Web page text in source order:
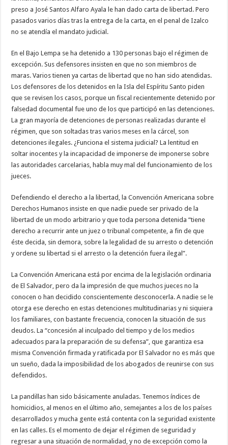
preso a José Santos Alfaro Ayala le han dado carta de libertad. Pero
pasados varios días tras la entrega de la carta, en el penal de Izalco
no se atendía el mandato judicial.
En el Bajo Lempa se ha detenido a 130 personas bajo el régimen de
excepción. Sus defensores insisten en que no son miembros de
maras. Varios tienen ya cartas de libertad que no han sido atendidas.
Los defensores de los detenidos en la Isla del Espíritu Santo piden
que se revisen los casos, porque un fiscal recientemente detenido por
falsedad documental fue uno de los que participó en las detenciones.
La gran mayoría de detenciones de personas realizadas durante el
régimen, que son soltadas tras varios meses en la cárcel, son
detenciones ilegales. ¿Funciona el sistema judicial? La lentitud en
soltar inocentes y la incapacidad de imponerse de imponerse sobre
las autoridades carcelarias, habla muy mal del funcionamiento de los
jueces.
Defendiendo el derecho a la libertad, la Convención Americana sobre
Derechos Humanos insiste en que nadie puede ser privado de la
libertad de un modo arbitrario y que toda persona detenida “tiene
derecho a recurrir ante un juez o tribunal competente, a fin de que
éste decida, sin demora, sobre la legalidad de su arresto o detención
y ordene su libertad si el arresto o la detención fuera ilegal”.
La Convención Americana está por encima de la legislación ordinaria
de El Salvador, pero da la impresión de que muchos jueces no la
conocen o han decidido conscientemente desconocerla. A nadie se le
otorga ese derecho en estas detenciones multitudinarias y ni siquiera
los familiares, con bastante frecuencia, conocen la situación de sus
deudos. La “concesión al inculpado del tiempo y de los medios
adecuados para la preparación de su defensa”, que garantiza esa
misma Convención firmada y ratificada por El Salvador no es más que
un sueño, dada la imposibilidad de los abogados de reunirse con sus
defendidos.
La pandillas han sido básicamente anuladas. Tenemos índices de
homicidios, al menos en el último año, semejantes a los de los países
desarrollados y mucha gente está contenta con la seguridad existente
en las calles. Es el momento de dejar el régimen de seguridad y
regresar a una situación de normalidad, y no de excepción como la